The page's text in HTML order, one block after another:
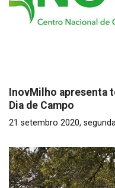
InovMilho apresenta
Dia de Campo
21 setembro 2020,